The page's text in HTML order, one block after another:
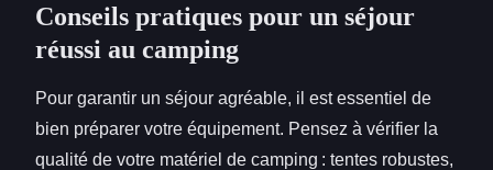
Conseils pratiques pour un séjour
réussi au camping
Pour garantir un séjour agréable, il est essentiel de
bien préparer votre équipement. Pensez à vérifier la
qualité de votre matériel de camping : tentes robustes,